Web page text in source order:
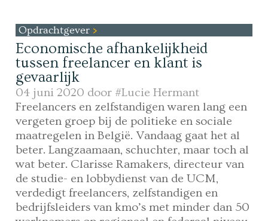
Opdrachtgever
Economische afhankelijkheid
tussen freelancer en klant is
gevaarlijk
04 juni 2020 door #Lucie Hermant
Freelancers en zelfstandigen waren lang een
vergeten groep bij de politieke en sociale
maatregelen in België. Vandaag gaat het al
beter. Langzaamaan, schuchter, maar toch al
wat beter. Clarisse Ramakers, directeur van
de studie- en lobbydienst van de UCM,
verdedigt freelancers, zelfstandigen en
bedrijfsleiders van kmo’s met minder dan 50